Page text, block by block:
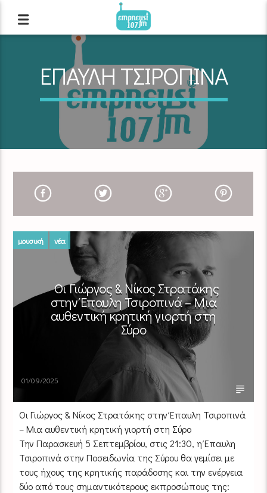
ΕΠΑΥΛΗ ΤΣΙΡΟΠΙΝΑ
μουσική νέα
Οι Γιώργος & Νίκος Στρατάκης
στην Έπαυλη Τσιροπινά – Μια
αυθεντική κρητική γιορτή στη
Σύρο
01/09/2025
Οι Γιώργος & Νίκος Στρατάκης στην Έπαυλη Τσιροπινά
– Μια αυθεντική κρητική γιορτή στη Σύρο
Την Παρασκευή 5 Σεπτεμβρίου, στις 21:30, η Έπαυλη
Τσιροπινά στην Ποσειδωνία της Σύρου θα γεμίσει με
τους ήχους της κρητικής παράδοσης και την ενέργεια
δύο από τους σημαντικότερους εκπροσώπους της: